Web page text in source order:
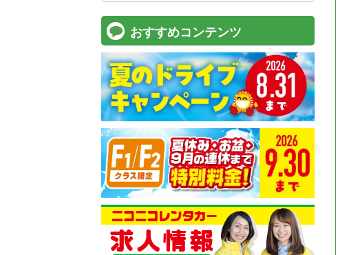
おすすめコンテンツ